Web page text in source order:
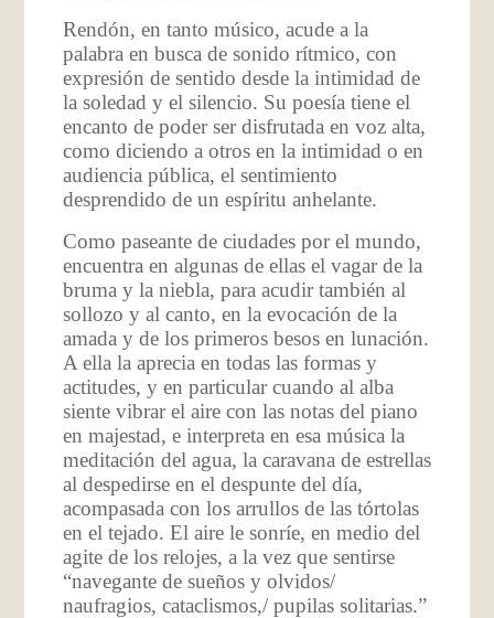
Rendón, en tanto músico, acude a la
palabra en busca de sonido rítmico, con
expresión de sentido desde la intimidad de
la soledad y el silencio. Su poesía tiene el
encanto de poder ser disfrutada en voz alta,
como diciendo a otros en la intimidad o en
audiencia pública, el sentimiento
desprendido de un espíritu anhelante.
Como paseante de ciudades por el mundo,
encuentra en algunas de ellas el vagar de la
bruma y la niebla, para acudir también al
sollozo y al canto, en la evocación de la
amada y de los primeros besos en lunación.
A ella la aprecia en todas las formas y
actitudes, y en particular cuando al alba
siente vibrar el aire con las notas del piano
en majestad, e interpreta en esa música la
meditación del agua, la caravana de estrellas
al despedirse en el despunte del día,
acompasada con los arrullos de las tórtolas
en el tejado. El aire le sonríe, en medio del
agite de los relojes, a la vez que sentirse
“navegante de sueños y olvidos/
naufragios, cataclismos,/ pupilas solitarias.”